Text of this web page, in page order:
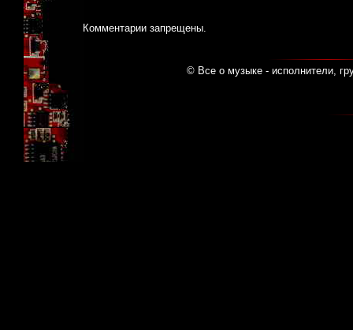
Комментарии запрещены.
© Все о музыке - исполнители,